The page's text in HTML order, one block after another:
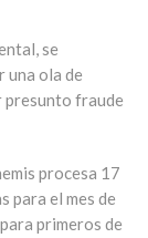
se
una ola de
presunto fraude
procesa 17
para el mes de
primeros de